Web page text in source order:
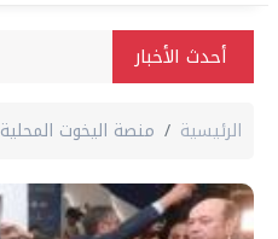
أحدث الأخبار
الرئيسية منصة اليخوت المحلية